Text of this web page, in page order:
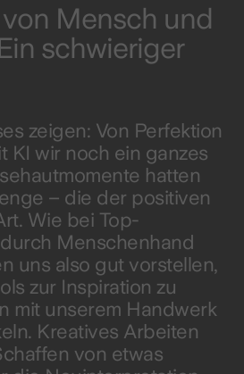
Mensch und
schwieriger
zeigen: Von Perfektion
KI wir noch ein ganzes
hatten
– die der positiven
Wie bei Top-
Menschenhand
uns also gut vorstellen,
zur Inspiration zu
mit unserem Handwerk
Kreatives Arbeiten
von etwas